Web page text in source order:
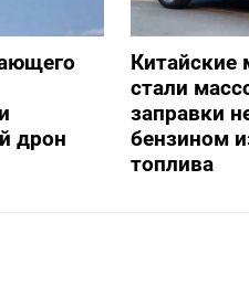
дрон
стали
заправки
бензином
топлива